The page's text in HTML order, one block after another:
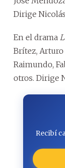
Dirige
En el drama
Brítez, Arturo
Raimundo,
otros. Dirige
Recibí